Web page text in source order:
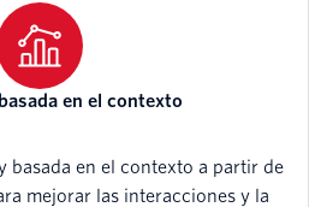
en el contexto
basada en el contexto a partir de
mejorar las interacciones y la